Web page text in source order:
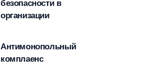
безопасности в
организации
Антимонопольный
комплаенс